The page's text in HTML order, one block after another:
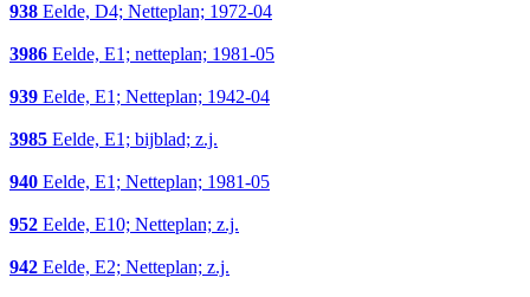
938 Eelde, D4; Netteplan; 1972-04
3986 Eelde, E1; netteplan; 1981-05
939 Eelde, E1; Netteplan; 1942-04
3985 Eelde, E1; bijblad; z.j.
940 Eelde, E1; Netteplan; 1981-05
952 Eelde, E10; Netteplan; z.j.
942 Eelde, E2; Netteplan; z.j.